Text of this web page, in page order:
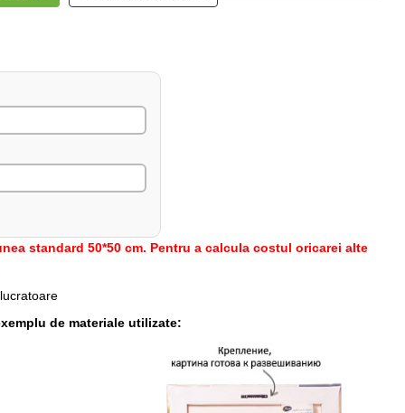
standard 50*50 cm. Pentru a calcula costul oricarei alte
de materiale utilizate: